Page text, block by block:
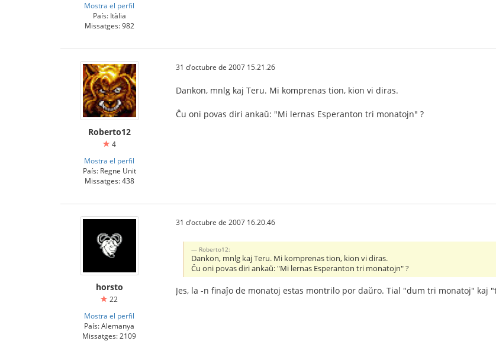
Mostra el perfil
País: Itàlia
Missatges: 982
Roberto12
4
Mostra el perfil
País: Regne Unit
Missatges: 438
31 d’octubre de 2007 15.21.26
Dankon, mnlg kaj Teru. Mi komprenas tion, kion vi diras.
Ĉu oni povas diri ankaŭ: "Mi lernas Esperanton tri monatojn" ?
horsto
22
Mostra el perfil
País: Alemanya
Missatges: 2109
31 d’octubre de 2007 16.20.46
Roberto12:
Dankon, mnlg kaj Teru. Mi komprenas tion, kion vi diras.
Ĉu oni povas diri ankaŭ: "Mi lernas Esperanton tri monatojn" ?
Jes, la -n finaĵo de monatoj estas montrilo por daŭro. Tial "dum tri monatoj" kaj